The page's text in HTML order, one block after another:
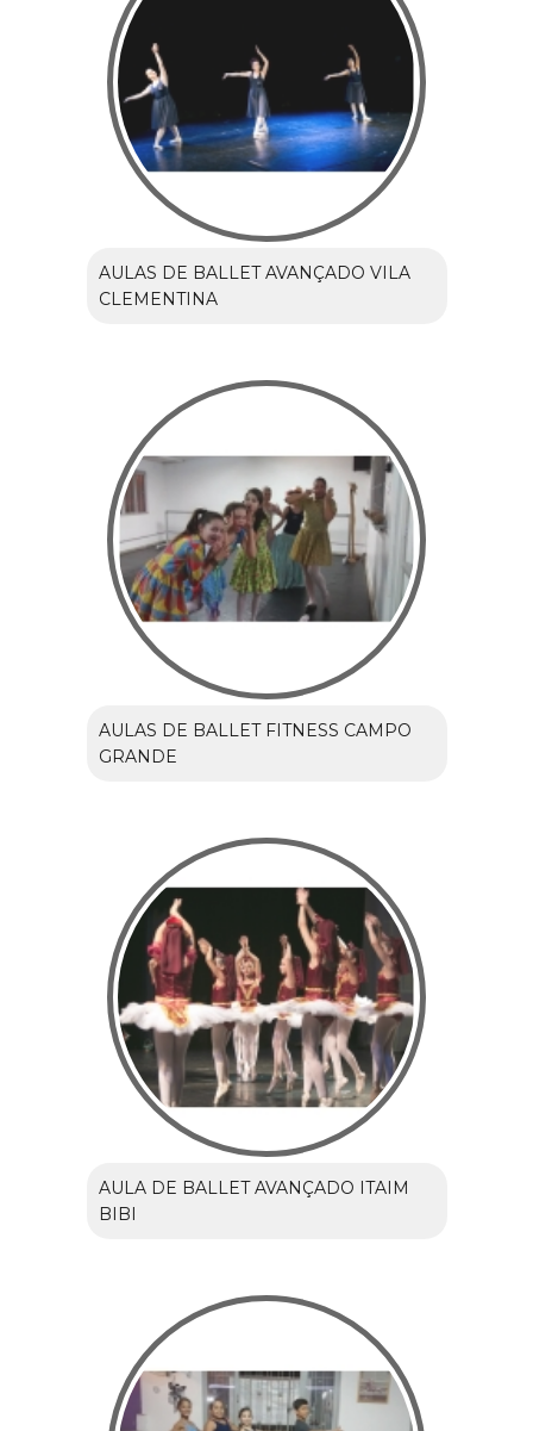
AULAS DE BALLET AVANÇADO VILA
CLEMENTINA
AULAS DE BALLET FITNESS CAMPO
GRANDE
AULA DE BALLET AVANÇADO ITAIM
BIBI